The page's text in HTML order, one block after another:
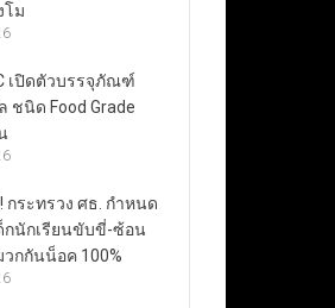
โม
เปิดตัวบรรจุภัณฑ์
ชนิด Food Grade
กระทรวง ศธ. กำหนด
กนักเรียนขับขี่-ซ้อน
กกันน็อค 100%